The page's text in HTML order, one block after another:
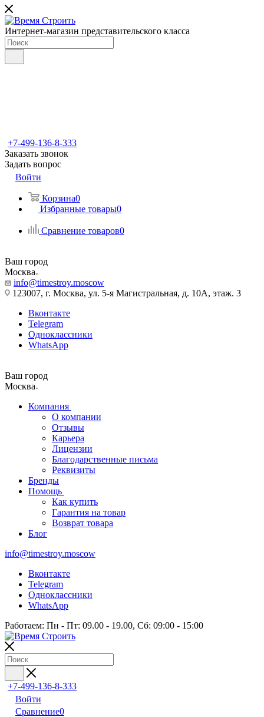
Интернет-магазин представительского класса
+7-499-136-8-333
Заказать звонок
Задать вопрос
Войти
Корзина0
Избранные товары0
Сравнение товаров0
Ваш город
Москва
info@timestroy.moscow
123007, г. Москва, ул. 5-я Магистральная, д. 10А, этаж. 3
Вконтакте
Telegram
Одноклассники
WhatsApp
Ваш город
Москва
Компания
О компании
Отзывы
Карьера
Лицензии
Благодарственные письма
Реквизиты
Бренды
Помощь
Как купить
Гарантия на товар
Возврат товара
Блог
info@timestroy.moscow
Вконтакте
Telegram
Одноклассники
WhatsApp
Работаем: Пн - Пт: 09.00 - 19.00, Сб: 09:00 - 15:00
+7-499-136-8-333
Войти
Сравнение0